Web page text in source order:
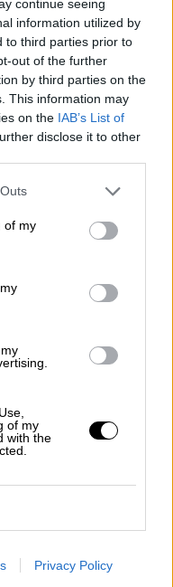
continue seeing
information utilized by
to third parties prior to
out of the further
by third parties on the
This information may
on the IAB’s List of
disclose it to other
of my
of my
with the
Privacy Policy
al presidente Puig
la farmacéutica y
trasladó a la
nada al
no está
institucional ni
plena campaña
cosa vale para
. Es mucho lo
para el PP que si
considerable.
Valencia